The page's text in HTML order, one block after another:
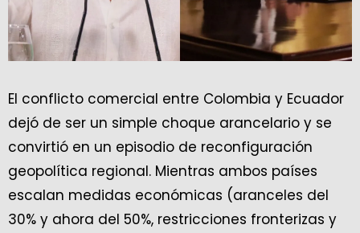
El conflicto comercial entre Colombia y Ecuador
dejó de ser un simple choque arancelario y se
convirtió en un episodio de reconfiguración
geopolítica regional. Mientras ambos países
escalan medidas económicas (aranceles del
30% y ahora del 50%, restricciones fronterizas y